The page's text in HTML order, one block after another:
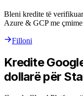
Bleni kredite të
Azure & GCP me
Filloni
Kredite
dollarë për